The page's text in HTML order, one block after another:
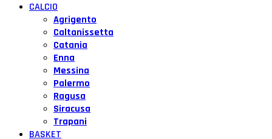
CALCIO
Agrigento
Caltanissetta
Catania
Enna
Messina
Palermo
Ragusa
Siracusa
Trapani
BASKET